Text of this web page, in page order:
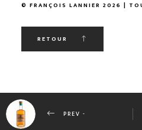
PREV -
© FRANÇOIS LANNIER 2026 |
RETOUR